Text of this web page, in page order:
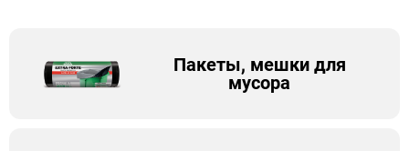
Пакеты, мешки для
мусора